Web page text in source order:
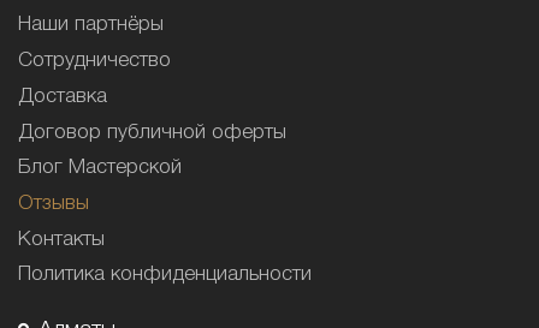
Наши партнёры
Сотрудничество
Доставка
Договор публичной оферты
Блог Мастерской
Отзывы
Контакты
Политика конфиденциальности